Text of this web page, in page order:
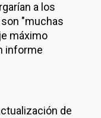
a los
"muchas
máximo
informe
de